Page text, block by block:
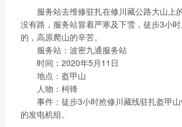
务网络，在国内建立了
12个商用车系统部/驻外
销售大区、18个通机大
区驻外销售大区、13个
船电驻外营销中心、5个
玉柴芯蓝驻外销售大区、
31个服务与后市场驻外
市场部、6400多家服务
拥有20多家全资、控
股、参股二级子公司，涉
及发动机制造及其产业
链、物流及供应链服务，
新能源产业及相关服务等
三大产业板块，在广西、
广东、江苏、安徽、湖
北、重庆、辽宁等地均有
服务站去维修驻扎在修川藏公路大山上
没有路，服务站冒着严寒及下雪，徒步3小
的，高原爬山的辛苦。
服务站：波密九通服务站
时间：2020年5月11日
地点：盔甲山
人物：柯锋
事件：徒步3小时抢修川藏线驻扎盔甲山
的发电机组。